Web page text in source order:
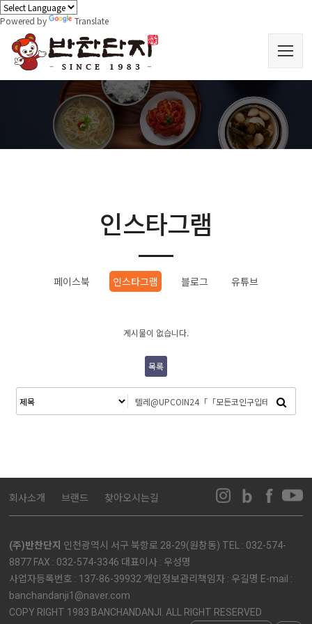
Powered by Translate
인스타그램
페이스북 인스타그램 블로그 유튜브
게시물이 없습니다.
목록
회사소개 브랜드 찾아오시는길
(주)반찬단지 인천광역시 서구 북항로 28-29(원창동) TEL : 032-574-
8877 FAX : 032-574-3346 대표이사 : 우성명
사업자등록번호 : 137-86-39932 개인정보관리책임자 : 우길명 E-mail :
banchandanji1@naver.com
COPY RIGHT 1983 BANCHANDANJI. ALL RIGHT RESERVED